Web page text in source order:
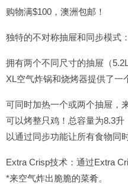
购物满$100，澳洲包邮！
独特的不对称抽屉和同步模式：
拥有两个不同尺寸的抽屉（
XL空气炸锅和烧烤器提供了一
可同时加热一个或两个抽屉，
可以烤整只鸡！总容量为8.3
以通过同步功能让所有食物同
Extra Crisp技术：通过Extra
*来空气炸出脆脆的菜肴。